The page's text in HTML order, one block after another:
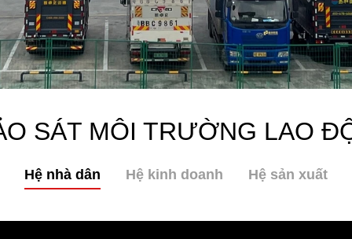
SÁT MÔI TRƯỜNG LAO
Hệ nhà dân Hệ kinh doanh Hệ sản xuất